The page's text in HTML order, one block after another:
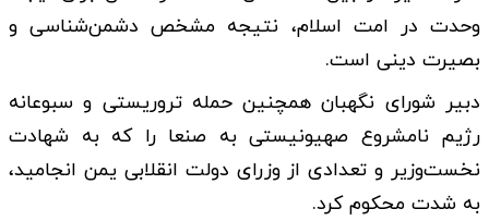
وحدت در امت اسلام، نتیجه مشخص دشمن‌شناسی و
بصیرت دینی است.
دبیر شورای نگهبان همچنین حمله تروریستی و سبوعانه
رژیم نامشروع صهیونیستی به صنعا را که به شهادت
نخست‌وزیر و تعدادی از وزرای دولت انقلابی یمن انجامید،
به شدت محکوم کرد.